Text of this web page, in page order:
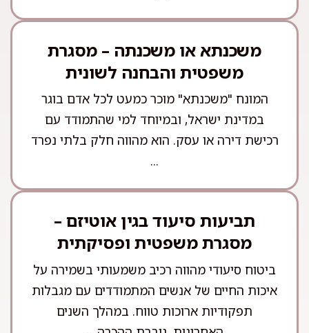
משכנתא או משכנתה – מסגרת
משפטית והבחנה לשונית
המונח "משכנתא" מוכר כמעט לכל אדם בוגר
במדינת ישראל, ובמיוחד למי שהתמודד עם
רכישת דירה או עסק. הוא מהווה חלק בלתי נפרד
...
תביעות סיעוד בגין אוטיזם –
מסגרת משפטית ופסיקתית
ביטוח סיעודי מהווה רכיב משמעותי בשמירה על
איכות החיים של אנשים המתמודדים עם מגבלות
תפקודיות ארוכות טווח. במהלך השנים